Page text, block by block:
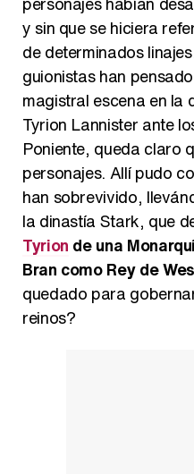
y sin que se hiciera
de determinados
guionistas han
magistral escena en la
Tyrion Lannister ante
Poniente, queda claro
personajes. Allí pudo
han sobrevivido,
la dinastía Stark, que
Tyrion de una
Bran como Rey de
quedado para
reinos?